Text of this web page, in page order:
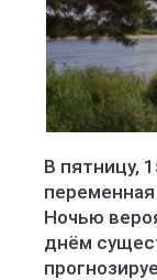
В пятницу,
Ночью
днём